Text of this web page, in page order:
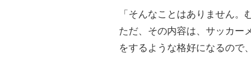
「そんなことはありません。
ただ、その内容は、サッカー
をするような格好になるので